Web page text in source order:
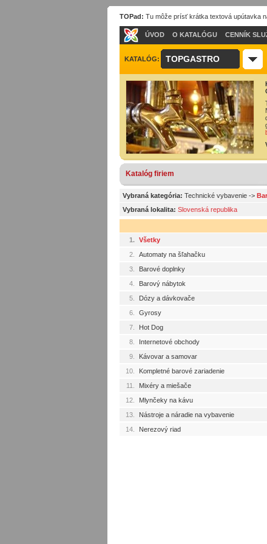
TOPad: Tu môže prísť krátka textová upútavka
ÚVOD O KATALÓGU CENNÍK
KATALÓG: TOPGASTRO
Katalóg firiem
Vybraná kategória: Technické vybavenie ->
Vybraná lokalita: Slovenská republika
1. Všetky
2.
Automaty na šľahačku
3.
Barové doplnky
4.
Barový nábytok
5.
Dózy a dávkovače
6.
Gyrosy
7.
Hot Dog
8.
Internetové obchody
9.
Kávovar a samovar
10.
Kompletné barové zariadenie
11.
Mixéry a miešače
12.
Mlynčeky na kávu
13.
Nástroje a náradie na vybavenie
14.
Nerezový riad